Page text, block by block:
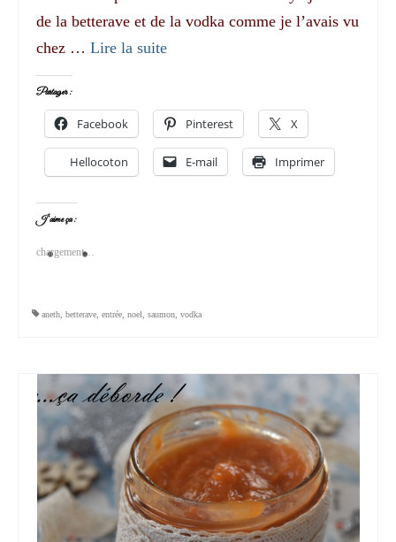
de la betterave et de la vodka comme je l’avais vu
chez … Lire la suite­­
Partager :
Facebook Pinterest X
Hellocoton E-mail Imprimer
J’aime ça :
chargement…
aneth betterave entrée noel saumon vodka